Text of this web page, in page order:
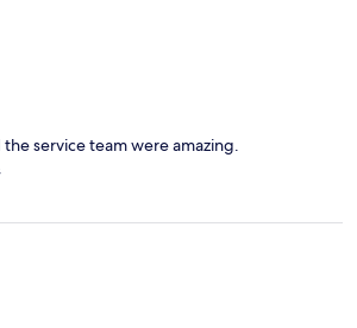
service team were amazing.